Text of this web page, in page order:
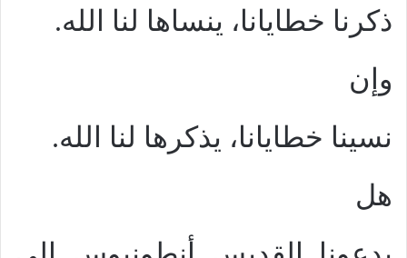
ذكرنا خطايانا، ينساها لنا الله.
وإن
نسينا خطايانا، يذكرها لنا الله.
هل